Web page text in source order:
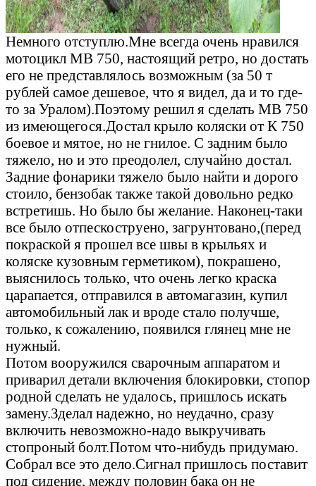
Немного отступлю.Мне всегда очень нравился
мотоцикл МВ 750, настоящий ретро, но достать
его не представлялось возможным (за 50 т
рублей самое дешевое, что я видел, да и то где-
то за Уралом).Поэтому решил я сделать МВ 750
из имеющегося.Достал крыло коляски от К 750
боевое и мятое, но не гнилое. С задним было
тяжело, но и это преодолел, случайно достал.
Задние фонарики тяжело было найти и дорого
стоило, бензобак также такой довольно редко
встретишь. Но было бы желание. Наконец-таки
все было отпескоструено, загрунтовано,(перед
покраской я прошел все швы в крыльях и
коляске кузовным герметиком), покрашено,
выяснилось только, что очень легко краска
царапается, отправился в автомагазин, купил
автомобильный лак и вроде стало получше,
только, к сожалению, появился глянец мне не
нужный.
Потом вооружился сварочным аппаратом и
приварил детали включения блокировки, стопор
родной сделать не удалось, пришлось искать
замену.Зделал надежно, но неудачно, сразу
включить невозможно-надо выкручивать
стопроный болт.Потом что-нибудь придумаю.
Собрал все это дело.Сигнал пришлось поставит
под сидение, между половин бака он не